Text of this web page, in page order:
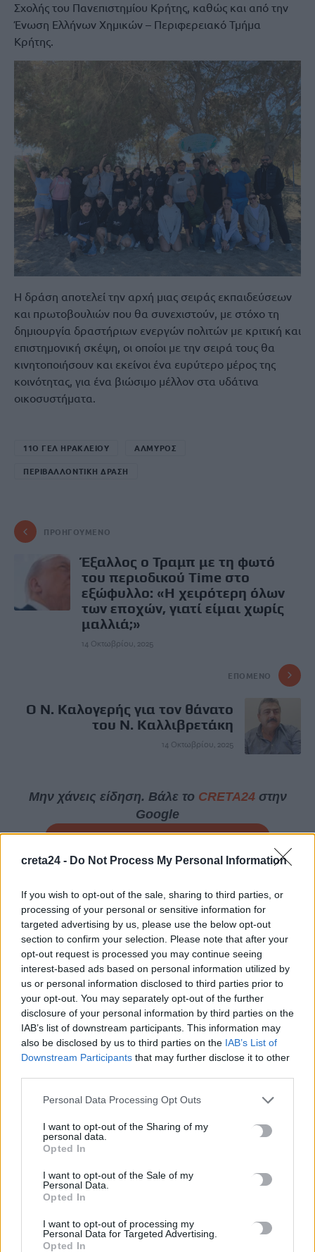
creta24 - Do Not Process My Personal Information
If you wish to opt-out of the sale, sharing to third parties, or
processing of your personal or sensitive information for
targeted advertising by us, please use the below opt-out
section to confirm your selection. Please note that after your
opt-out request is processed you may continue seeing
interest-based ads based on personal information utilized by
us or personal information disclosed to third parties prior to
your opt-out. You may separately opt-out of the further
disclosure of your personal information by third parties on the
IAB’s list of downstream participants. This information may
also be disclosed by us to third parties on the IAB’s List of
Downstream Participants that may further disclose it to other
Personal Data Processing Opt Outs
I want to opt-out of the Sharing of my
personal data.
Opted In
I want to opt-out of the Sale of my
Personal Data.
Opted In
I want to opt-out of processing my
Personal Data for Targeted Advertising.
Opted In
Σχολής του Πανεπιστημίου Κρήτης, καθώς και από την
Ένωση Ελλήνων Χημικών – Περιφερειακό Τμήμα
Κρήτης.
Η δράση αποτελεί την αρχή μιας σειράς εκπαιδεύσεων
και πρωτοβουλιών που θα συνεχιστούν, με στόχο τη
δημιουργία δραστήριων ενεργών πολιτών με κριτική και
επιστημονική σκέψη, οι οποίοι με την σειρά τους θα
κινητοποιήσουν και εκείνοι ένα ευρύτερο μέρος της
κοινότητας, για ένα βιώσιμο μέλλον στα υδάτινα
οικοσυστήματα.
11Ο ΓΕΛ ΗΡΑΚΛΕΙΟΥ ΑΛΜΥΡΟΣ
ΠΕΡΙΒΑΛΛΟΝΤΙΚΗ ΔΡΑΣΗ
ΠΡΟΗΓΟΎΜΕΝΟ
Έξαλλος ο Τραμπ με τη φωτό
του περιοδικού Time στο
εξώφυλλο: «Η χειρότερη όλων
των εποχών, γιατί είμαι χωρίς
μαλλιά;»
14 Οκτωβρίου, 2025
ΕΠΌΜΕΝΟ
Ο Ν. Καλογερής για τον θάνατο
του Ν. Καλλιβρετάκη
14 Οκτωβρίου, 2025
Μην χάνεις είδηση. Βάλε το CRETA24στην
Google
ΠΡΟΣΘΕΣΕ ΤΟCRETA24ΣΤΗΝ GOOGLE
ΡΟΗ ΕΙΔΗΣΕΩΝ
Στις 19 Αυγούστου η γενική συνέλευση του συλλόγου
κρεοπωλών Χανίων
8 Αυγούστου, 2026
Νέος κύκλος μαθημάτων Κινεζικής Γλώσσας στο
Πανεπιστήμιο Κρήτης για το ακαδημαϊκό έτος 2026-2027
8 Αυγούστου, 2026
Άνοια: Ποια είναι τα επαγγέλματα που προστατεύουν τον
8 Αυγούστου, 2026
Επίδομα €391 από τον ΟΠΕΚΑ, χωρίς εισοδηματικά κριτήρια:
Η προϋπόθεση
8 Αυγούστου, 2026
Κεφαλά
8 Αυγούστου, 2026